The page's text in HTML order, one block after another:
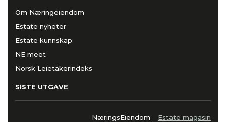
Om Næringeiendom
Estate nyheter
Estate kunnskap
NE meet
Norsk Leietakerindeks
SISTE UTGAVE
NæringsEiendom Estate magasin